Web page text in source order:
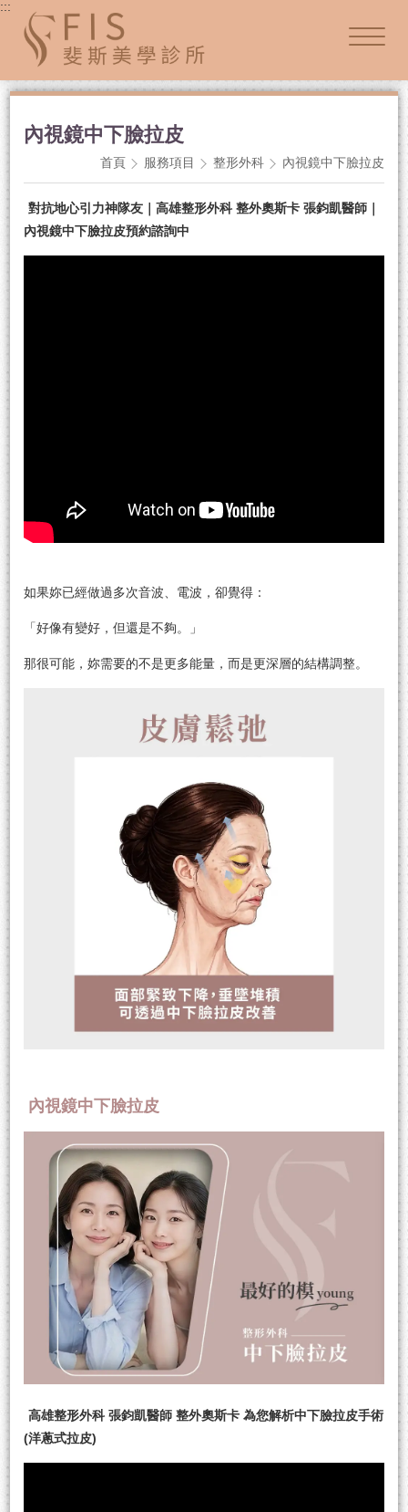
:::
內視鏡中下臉拉皮
首頁 服務項目 整形外科 內視鏡中下臉拉皮
對抗地心引力神隊友｜高雄整形外科 整外奧斯卡 張鈞凱醫師｜
內視鏡中下臉拉皮預約諮詢中
如果妳已經做過多次音波、電波，卻覺得：
「好像有變好，但還是不夠。」
那很可能，妳需要的不是更多能量，而是更深層的結構調整。
內視鏡中下臉拉皮
高雄整形外科 張鈞凱醫師 整外奧斯卡 為您解析中下臉拉皮手術
(洋蔥式拉皮)